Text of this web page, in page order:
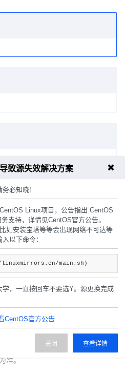
随机生成
两年
请以实际下单结果为准，具体资源
准。
致源失效解决方案 ✖
必知晓！
Linux项目，公告指出 CentOS
支持，详情见CentOS官方公告。
如安装宝塔等等会出现网络不可达等
以下命令：
main.sh)
，一直按回车不要选Y。源更换完成
CentOS官方公告
查看详情
关闭